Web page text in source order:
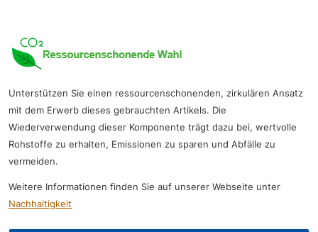
Unterstützen Sie einen ressourcenschonenden, zirkulären Ansatz
mit dem Erwerb dieses gebrauchten Artikels. Die
Wiederverwendung dieser Komponente trägt dazu bei, wertvolle
Rohstoffe zu erhalten, Emissionen zu sparen und Abfälle zu
vermeiden.
Weitere Informationen finden Sie auf unserer Webseite unter
Nachhaltigkeit